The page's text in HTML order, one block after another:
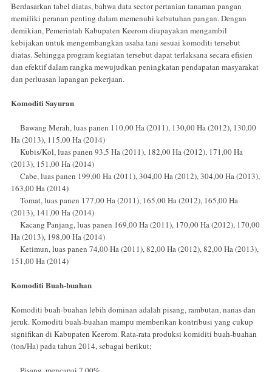
Berdasarkan tabel diatas, bahwa data sector pertanian tanaman pangan
memiliki peranan penting dalam memenuhi kebutuhan pangan. Dengan
demikian, Pemerintah Kabupaten Keerom diupayakan mengambil
kebijakan untuk mengembangkan usaha tani sesuai komoditi tersebut
diatas. Sehingga program kegiatan tersebut dapat terlaksana secara efisien
dan efektif dalam rangka mewujudkan peningkatan pendapatan masyarakat
dan perluasan lapangan pekerjaan.
Komoditi Sayuran
Bawang Merah, luas panen 110,00 Ha (2011), 130,00 Ha (2012), 130,00
Ha (2013), 115,00 Ha (2014)
Kubis/Kol, luas panen 93,5 Ha (2011), 182,00 Ha (2012), 171,00 Ha
(2013), 151,00 Ha (2014)
Cabe, luas panen 199,00 Ha (2011), 304,00 Ha (2012), 304,00 Ha (2013),
163,00 Ha (2014)
Tomat, luas panen 177,00 Ha (2011), 165,00 Ha (2012), 165,00 Ha
(2013), 141,00 Ha (2014)
Kacang Panjang, luas panen 169,00 Ha (2011), 170,00 Ha (2012), 170,00
Ha (2013), 198,00 Ha (2014)
Ketimun, luas panen 74,00 Ha (2011), 82,00 Ha (2012), 82,00 Ha (2013),
151,00 Ha (2014)
Komoditi Buah-buahan
Komoditi buah-buahan lebih dominan adalah pisang, rambutan, nanas dan
jeruk. Komoditi buah-buahan mampu memberikan kontribusi yang cukup
signifikan di Kabupaten Keerom. Rata-rata produksi komiditi buah-buahan
(ton/Ha) pada tahun 2014, sebagai berikut;